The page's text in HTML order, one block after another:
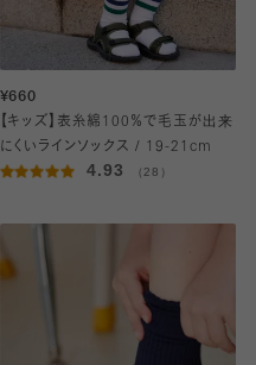
¥660
【キッズ】表糸綿100％で毛玉が出来
にくいラインソックス / 19-21cm
4.93 （28）